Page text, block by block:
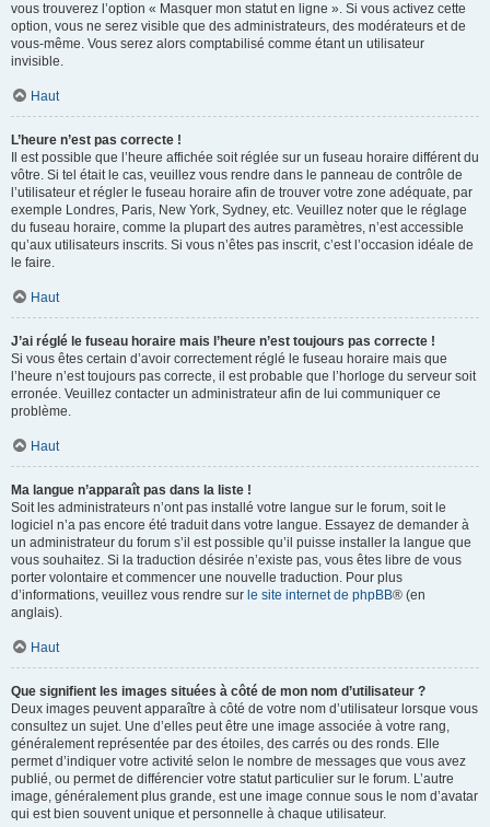
vous trouverez l’option « Masquer mon statut en ligne ». Si vous activez cette
option, vous ne serez visible que des administrateurs, des modérateurs et de
vous-même. Vous serez alors comptabilisé comme étant un utilisateur
invisible.
Haut
L’heure n’est pas correcte !
Il est possible que l’heure affichée soit réglée sur un fuseau horaire différent du
vôtre. Si tel était le cas, veuillez vous rendre dans le panneau de contrôle de
l’utilisateur et régler le fuseau horaire afin de trouver votre zone adéquate, par
exemple Londres, Paris, New York, Sydney, etc. Veuillez noter que le réglage
du fuseau horaire, comme la plupart des autres paramètres, n’est accessible
qu’aux utilisateurs inscrits. Si vous n’êtes pas inscrit, c’est l’occasion idéale de
le faire.
Haut
J’ai réglé le fuseau horaire mais l’heure n’est toujours pas correcte !
Si vous êtes certain d’avoir correctement réglé le fuseau horaire mais que
l’heure n’est toujours pas correcte, il est probable que l’horloge du serveur soit
erronée. Veuillez contacter un administrateur afin de lui communiquer ce
problème.
Haut
Ma langue n’apparaît pas dans la liste !
Soit les administrateurs n’ont pas installé votre langue sur le forum, soit le
logiciel n’a pas encore été traduit dans votre langue. Essayez de demander à
un administrateur du forum s’il est possible qu’il puisse installer la langue que
vous souhaitez. Si la traduction désirée n’existe pas, vous êtes libre de vous
porter volontaire et commencer une nouvelle traduction. Pour plus
d’informations, veuillez vous rendre sur le site internet de phpBB® (en
anglais).
Haut
Que signifient les images situées à côté de mon nom d’utilisateur ?
Deux images peuvent apparaître à côté de votre nom d’utilisateur lorsque vous
consultez un sujet. Une d’elles peut être une image associée à votre rang,
généralement représentée par des étoiles, des carrés ou des ronds. Elle
permet d’indiquer votre activité selon le nombre de messages que vous avez
publié, ou permet de différencier votre statut particulier sur le forum. L’autre
image, généralement plus grande, est une image connue sous le nom d’avatar
qui est bien souvent unique et personnelle à chaque utilisateur.